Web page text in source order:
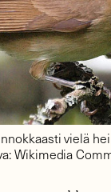
vielä
Wikimedia